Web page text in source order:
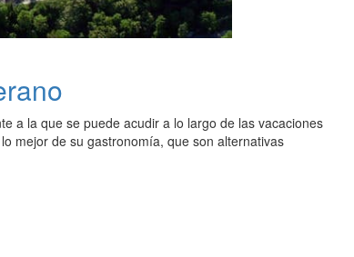
a la que se puede acudir a lo largo de las vacaciones
mejor de su gastronomía, que son alternativas